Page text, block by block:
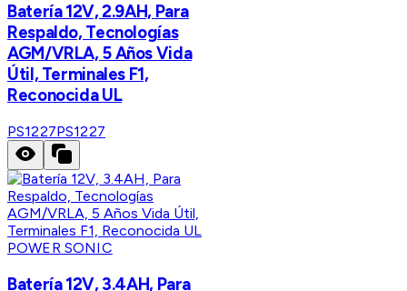
Batería 12V, 2.9AH, Para
Respaldo, Tecnologías
AGM/VRLA, 5 Años Vida
Útil, Terminales F1,
Reconocida UL
PS1227PS1227
POWER SONIC
Batería 12V, 3.4AH, Para